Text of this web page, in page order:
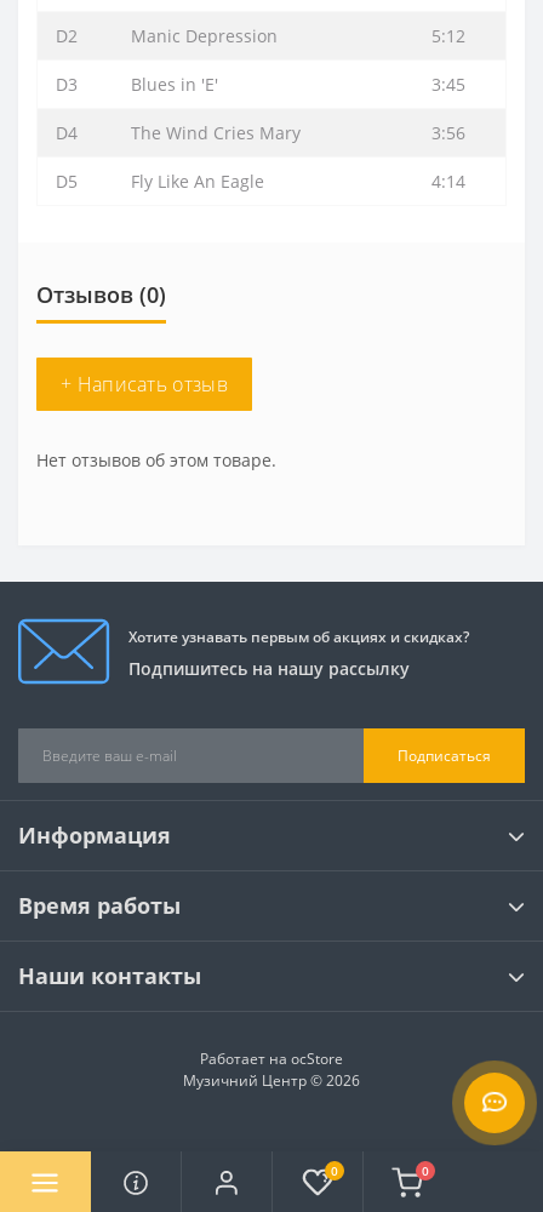
0 0
D2 Manic Depression 5:12
D3 Blues in 'E' 3:45
D4 The Wind Cries Mary 3:56
D5 Fly Like An Eagle 4:14
Отзывов (0)
+ Написать отзыв
Нет отзывов об этом товаре.
Хотите узнавать первым об акциях и скидках?
Подпишитесь на нашу рассылку
Подписаться
Информация
Время работы
Наши контакты
Работает на ocStore
Музичний Центр © 2026